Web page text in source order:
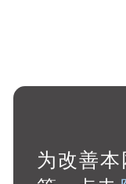
为改善